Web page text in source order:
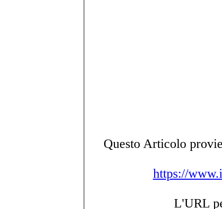
Questo Articolo
https://
L'URL